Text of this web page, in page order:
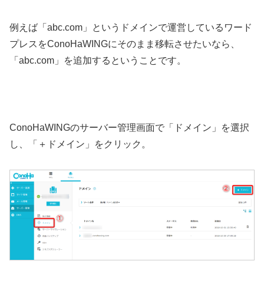
例えば「abc.com」というドメインで運営しているワード
プレスをConoHaWINGにそのまま移転させたいなら、
「abc.com」を追加するということです。
ConoHaWINGのサーバー管理画面で「ドメイン」を選択
し、「＋ドメイン」をクリック。